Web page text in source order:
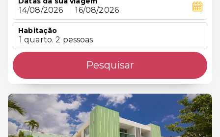
14/08/2026 16/08/2026
Habitação
1 quarto. 2 pessoas
Pesquisar